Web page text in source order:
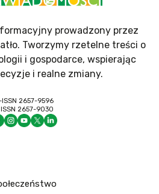
prowadzony przez
Tworzymy rzetelne treści o
i gospodarce, wspierając
i realne zmiany.
ISSN 2657-9596
ISSN 2657-9030